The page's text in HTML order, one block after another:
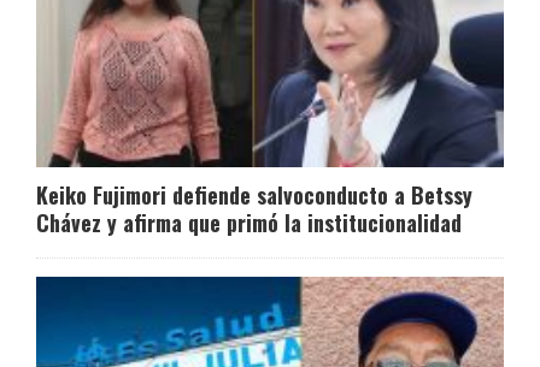
Keiko Fujimori defiende salvoconducto a Betssy
Chávez y afirma que primó la institucionalidad